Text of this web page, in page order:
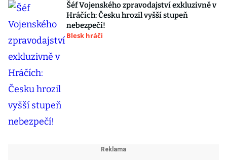
Šéf Vojenského zpravodajství exkluzivně v
Hráčích: Česku hrozil vyšší stupeň
nebezpečí!
Blesk hráči